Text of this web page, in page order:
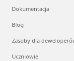
Dokumentacja
Blog
Zasoby dla
Uczniowie